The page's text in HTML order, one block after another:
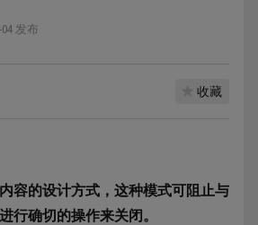
04 发布
收藏
容的设计方式，这种模式可阻止与
行确切的操作来关闭。